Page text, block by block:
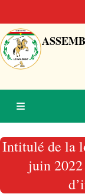
Intitulé de la
juin